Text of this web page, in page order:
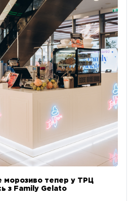
морозиво тепер у ТРЦ
з Family Gelato